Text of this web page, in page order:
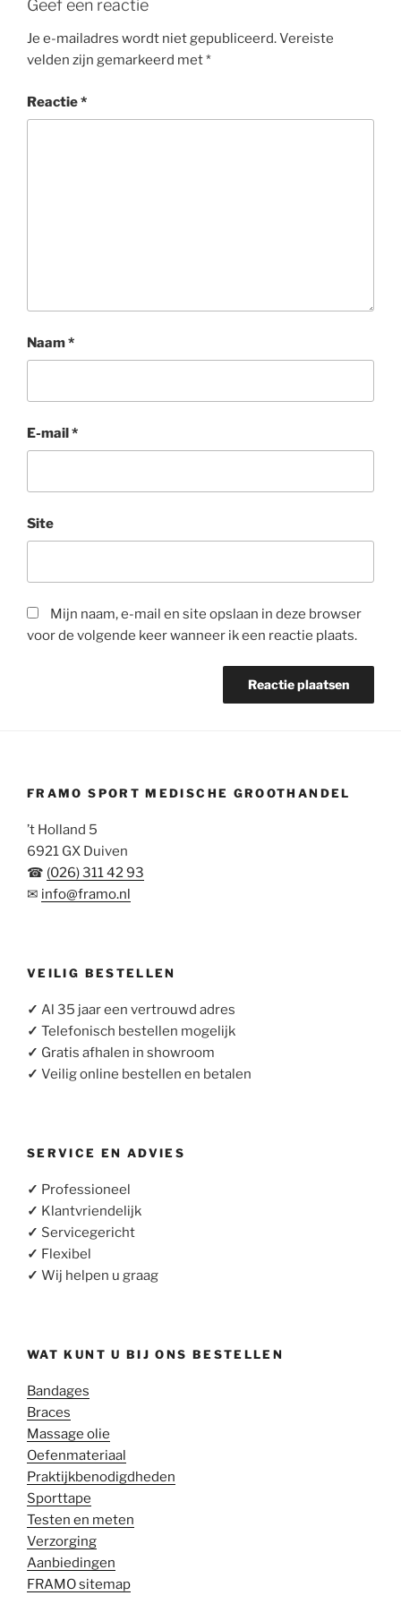
Geef een reactie
Je e-mailadres wordt niet gepubliceerd.Vereiste
velden zijn gemarkeerd met*
Reactie*
Naam*
E-mail*
Site
Mijn naam, e-mail en site opslaan in deze browser
voor de volgende keer wanneer ik een reactie plaats.
FRAMO SPORT MEDISCHE GROOTHANDEL
’t Holland 5
6921 GX Duiven
☎ (026) 311 42 93
✉ info@framo.nl
VEILIG BESTELLEN
✓ Al 35 jaar een vertrouwd adres
✓ Telefonisch bestellen mogelijk
✓ Gratis afhalen in showroom
✓ Veilig online bestellen en betalen
SERVICE EN ADVIES
✓ Professioneel
✓ Klantvriendelijk
✓ Servicegericht
✓ Flexibel
✓ Wij helpen u graag
WAT KUNT U BIJ ONS BESTELLEN
Bandages
Braces
Massage olie
Oefenmateriaal
Praktijkbenodigdheden
Sporttape
Testen en meten
Verzorging
Aanbiedingen
FRAMO sitemap